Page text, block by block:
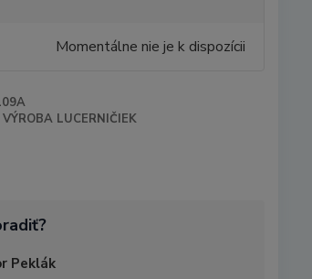
Momentálne nie je k dispozícii
LUCERNIČIEK
Peklák